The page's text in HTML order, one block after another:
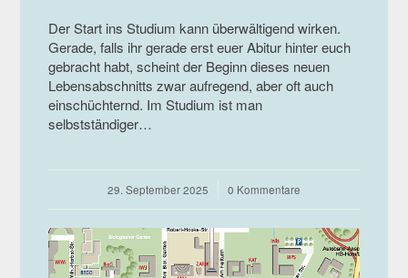
Der Start ins Studium kann überwältigend wirken.
Gerade, falls ihr gerade erst euer Abitur hinter euch
gebracht habt, scheint der Beginn dieses neuen
Lebensabschnitts zwar aufregend, aber oft auch
einschüchternd. Im Studium ist man
selbstständiger…
29. September 2025
/ 0 Kommentare